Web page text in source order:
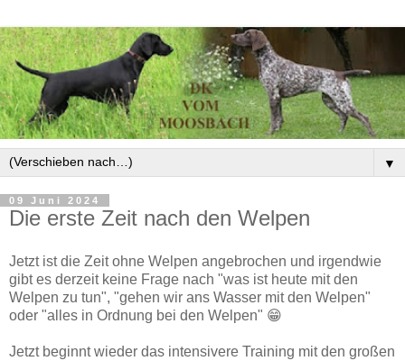
▼
09 Juni 2024
Die erste Zeit nach den Welpen
Jetzt ist die Zeit ohne Welpen angebrochen und irgendwie
gibt es derzeit keine Frage nach "was ist heute mit den
Welpen zu tun", "gehen wir ans Wasser mit den Welpen"
oder "alles in Ordnung bei den Welpen" 😁
Jetzt beginnt wieder das intensivere Training mit den großen